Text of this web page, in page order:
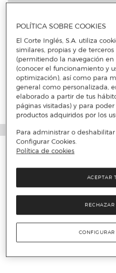
Más
POLÍTICA SOBRE COOKIES
El Corte Inglés, S.A. utiliza
similares, propias y de
(permitiendo la navegación
(conocer el funcionamiento y
optimización), así como para
general como personalizada,
elaborado a partir de tus
páginas visitadas) y para
productos adquiridos por los
Para administrar o
Configurar Cookies.
Política de cookies
RECHAZAR
ACEPTAR